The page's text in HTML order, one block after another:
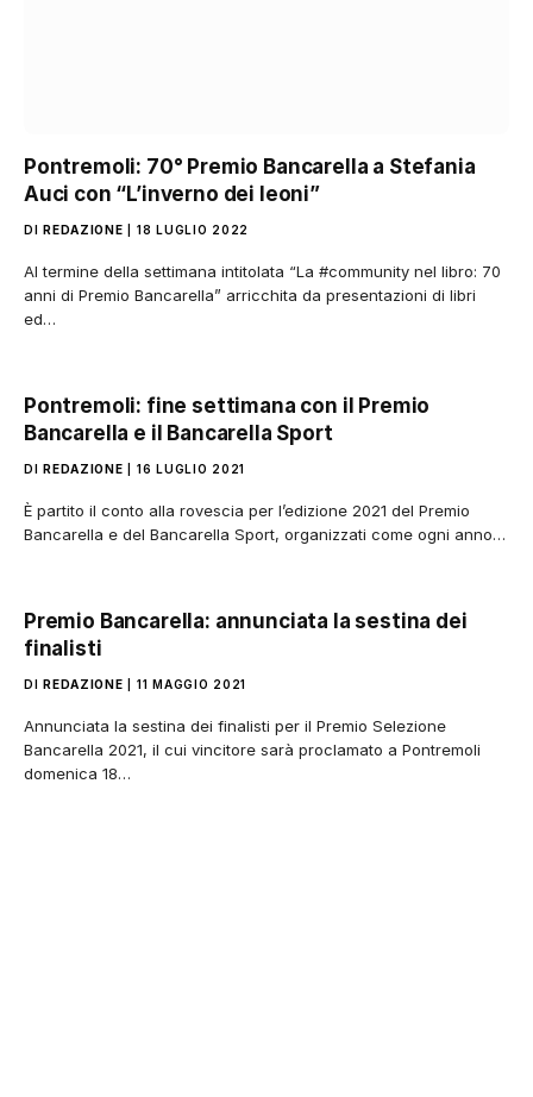
Pontremoli: 70° Premio Bancarella a Stefania
Auci con “L’inverno dei leoni”
DI REDAZIONE 18 LUGLIO 2022
Al termine della settimana intitolata “La #community nel libro: 70
anni di Premio Bancarella” arricchita da presentazioni di libri
ed…
Pontremoli: fine settimana con il Premio
Bancarella e il Bancarella Sport
DI REDAZIONE 16 LUGLIO 2021
È partito il conto alla rovescia per l’edizione 2021 del Premio
Bancarella e del Bancarella Sport, organizzati come ogni anno…
Premio Bancarella: annunciata la sestina dei
finalisti
DI REDAZIONE 11 MAGGIO 2021
Annunciata la sestina dei finalisti per il Premio Selezione
Bancarella 2021, il cui vincitore sarà proclamato a Pontremoli
domenica 18…